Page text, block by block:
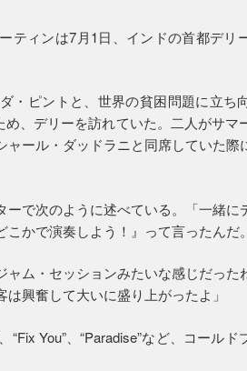
ティンは7月1日、インドの首都デリ
・ピントと、世界の貧困問題に立ち
め、デリーを訪れていた。二人がサマ
ール・ダッドラニと同席していた際
で次のように述べている。「一緒に
かで演奏しよう！』って言ったんだ
ム・セッションみたいな感じだった
興奮して大いに盛り上がったよ」
“Fix You”、“Paradise”など、コール